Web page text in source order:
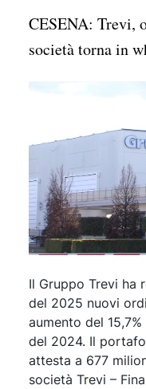
CESENA: Trevi,
società torna in
Il Gruppo Trevi ha
del 2025 nuovi
aumento del
del 2024. Il
attesta a 677
società Trevi –